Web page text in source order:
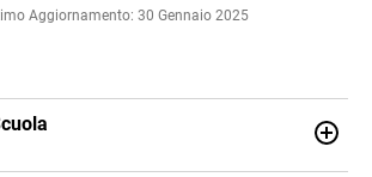
Aggiornamento: 30 Gennaio 2025